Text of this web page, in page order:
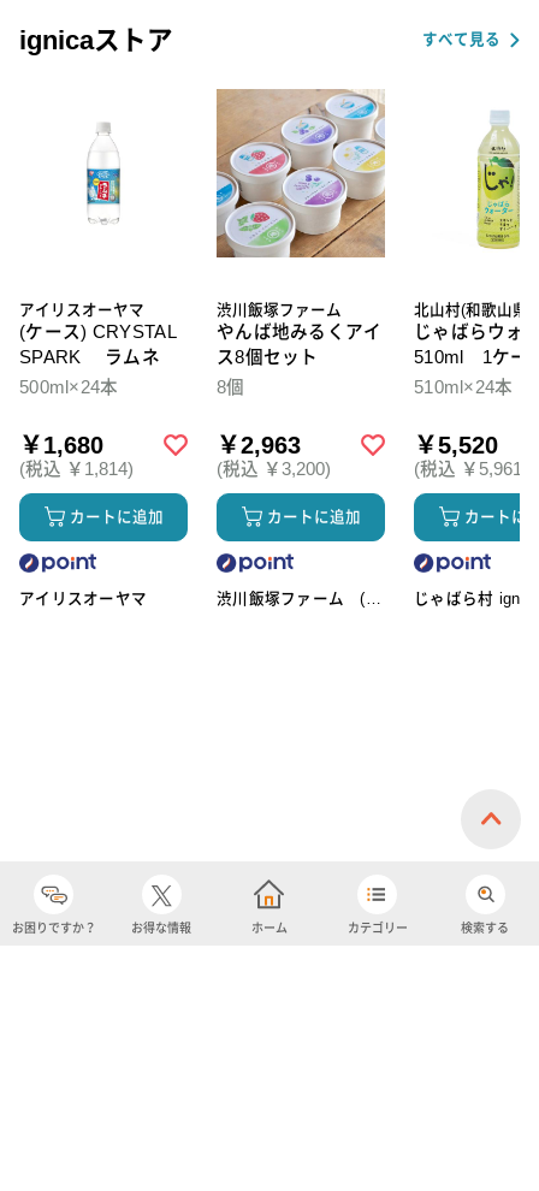
ignicaストア すべて見る
アイリスオーヤマ
(ケース) CRYSTAL
SPARK ラムネ
500ml×24本
￥1,680
(税込 ￥1,814)
カートに追加
アイリスオーヤマ
渋川飯塚ファーム
やんば地みるくアイ
ス8個セット
8個
￥2,963
(税込 ￥3,200)
カートに追加
渋川飯塚ファーム (ア
北山村(和歌山県)
じゃばらウォ
510ml 1ケー
本入
510ml×24本
￥5,520
(税込 ￥5,961)
カートに
じゃばら村
お困りですか？ お得な情報 ホーム カテゴリー 検索する